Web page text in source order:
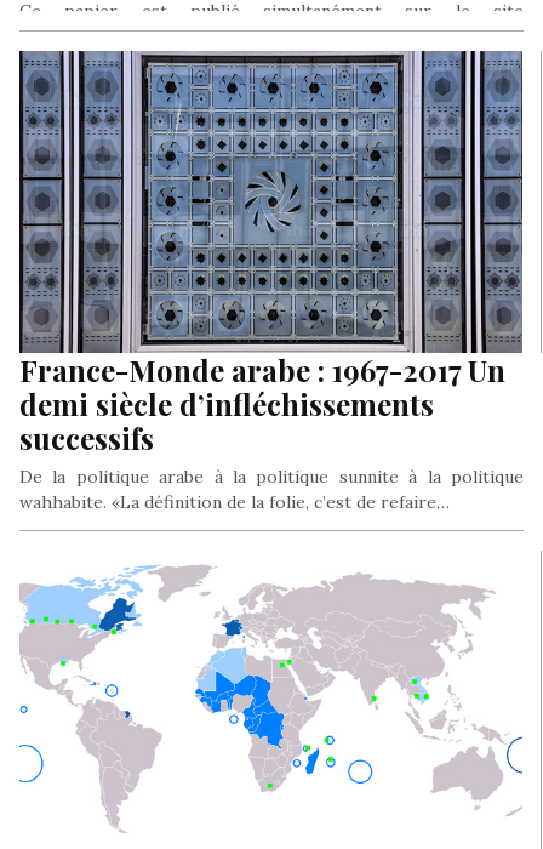
Ce papier est publié simultanément sur le site
www.renenaba.com et par la revue Golias Omniprésent sur
terre et sur air,…
France-Monde arabe : 1967-2017 Un
demi siècle d’infléchissements
successifs
De la politique arabe à la politique sunnite à la politique
wahhabite. «La définition de la folie, c’est de refaire…